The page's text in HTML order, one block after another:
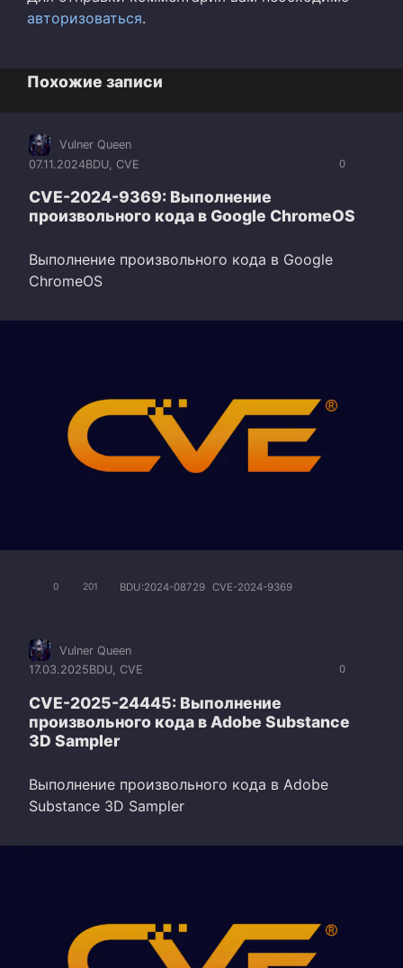
авторизоваться.
Похожие записи
0
Vulner Queen
07.11.2024BDU, CVE
CVE-2024-9369: Выполнение
произвольного кода в Google ChromeOS
Выполнение произвольного кода в Google
ChromeOS
0 201 BDU:2024-08729 CVE-2024-9369
0
Vulner Queen
17.03.2025BDU, CVE
CVE-2025-24445: Выполнение
произвольного кода в Adobe Substance
3D Sampler
Выполнение произвольного кода в Adobe
Substance 3D Sampler